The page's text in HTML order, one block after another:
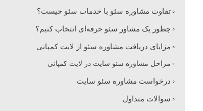
تفاوت مشاوره سئو با خدمات سئو چیست؟
چطور یک مشاور سئو حرفه‌ای انتخاب کنیم؟
مزایای دریافت مشاوره سئو از لایت کمپانی
مراحل مشاوره سئو سایت در لایت کمپانی
درخواست مشاوره سئو سایت
سوالات متداول